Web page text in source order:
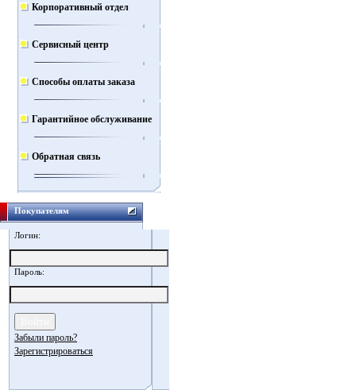
Корпоративный отдел
Сервисный центр
Способы оплаты заказа
Гарантийное обслуживание
Обратная связь
Покупателям
Логин:
Пароль:
Забыли пароль?
Зарегистрироваться